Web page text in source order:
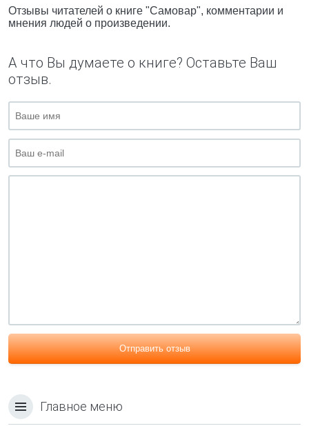
Отзывы читателей о книге "Самовар", комментарии и
мнения людей о произведении.
А что Вы думаете о книге? Оставьте Ваш
отзыв.
Отправить отзыв
Главное меню